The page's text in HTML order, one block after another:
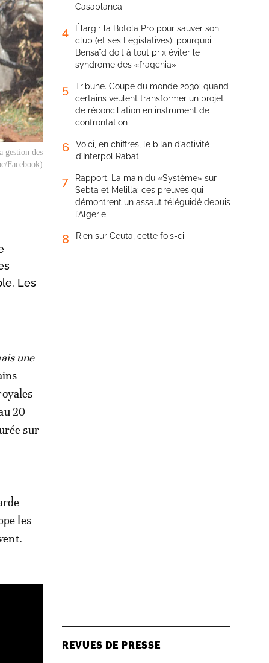
gestion des
Facebook)
Les
une
20
sur
les
Casablanca
4
Élargir la Botola Pro pour sauver son
club (et ses Législatives): pourquoi
Bensaïd doit à tout prix éviter le
syndrome des «fraqchia»
5
Tribune. Coupe du monde 2030: quand
certains veulent transformer un projet
de réconciliation en instrument de
confrontation
6
Voici, en chiffres, le bilan d’activité
d’Interpol Rabat
7
Rapport. La main du «Système» sur
Sebta et Melilla: ces preuves qui
démontrent un assaut téléguidé depuis
l’Algérie
8 Rien sur Ceuta, cette fois-ci
REVUES DE PRESSE